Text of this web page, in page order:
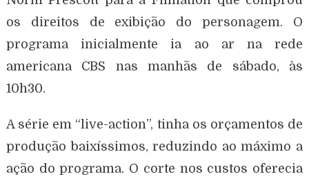
os direitos de exibição do personagem. O
programa inicialmente ia ao ar na rede
americana CBS nas manhãs de sábado, às
10h30.
A série em “live-action”, tinha os orçamentos de
produção baixíssimos, reduzindo ao máximo a
ação do programa. O corte nos custos oferecia